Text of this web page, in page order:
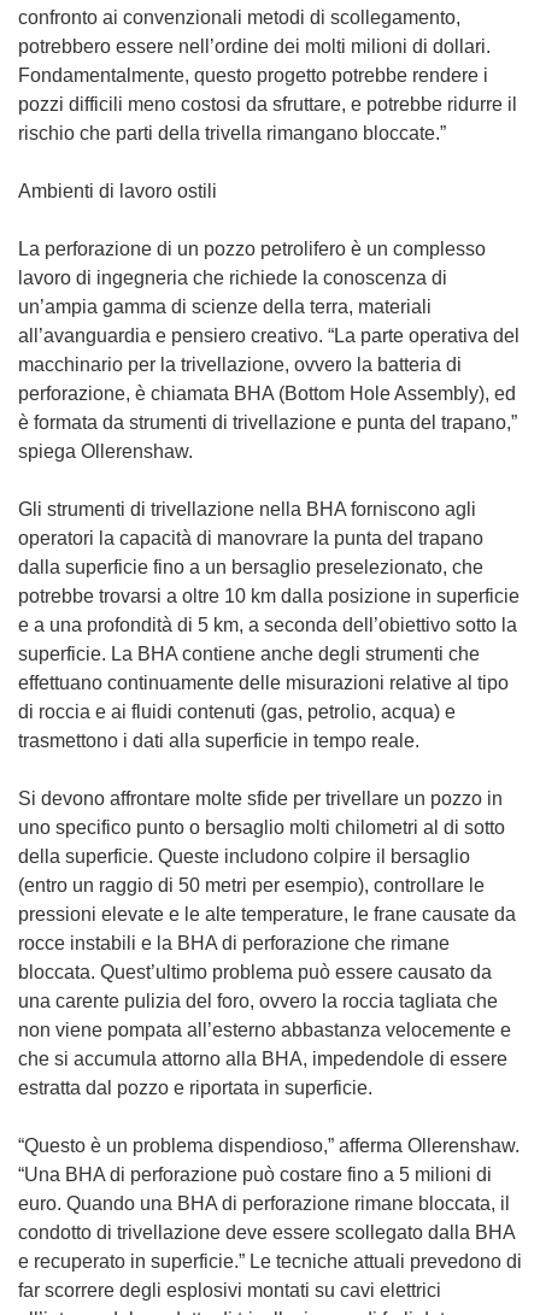
confronto ai convenzionali metodi di scollegamento,
potrebbero essere nell’ordine dei molti milioni di dollari.
Fondamentalmente, questo progetto potrebbe rendere i
pozzi difficili meno costosi da sfruttare, e potrebbe ridurre il
rischio che parti della trivella rimangano bloccate.”
Ambienti di lavoro ostili
La perforazione di un pozzo petrolifero è un complesso
lavoro di ingegneria che richiede la conoscenza di
un’ampia gamma di scienze della terra, materiali
all’avanguardia e pensiero creativo. “La parte operativa del
macchinario per la trivellazione, ovvero la batteria di
perforazione, è chiamata BHA (Bottom Hole Assembly), ed
è formata da strumenti di trivellazione e punta del trapano,”
spiega Ollerenshaw.
Gli strumenti di trivellazione nella BHA forniscono agli
operatori la capacità di manovrare la punta del trapano
dalla superficie fino a un bersaglio preselezionato, che
potrebbe trovarsi a oltre 10 km dalla posizione in superficie
e a una profondità di 5 km, a seconda dell’obiettivo sotto la
superficie. La BHA contiene anche degli strumenti che
effettuano continuamente delle misurazioni relative al tipo
di roccia e ai fluidi contenuti (gas, petrolio, acqua) e
trasmettono i dati alla superficie in tempo reale.
Si devono affrontare molte sfide per trivellare un pozzo in
uno specifico punto o bersaglio molti chilometri al di sotto
della superficie. Queste includono colpire il bersaglio
(entro un raggio di 50 metri per esempio), controllare le
pressioni elevate e le alte temperature, le frane causate da
rocce instabili e la BHA di perforazione che rimane
bloccata. Quest’ultimo problema può essere causato da
una carente pulizia del foro, ovvero la roccia tagliata che
non viene pompata all’esterno abbastanza velocemente e
che si accumula attorno alla BHA, impedendole di essere
estratta dal pozzo e riportata in superficie.
“Questo è un problema dispendioso,” afferma Ollerenshaw.
“Una BHA di perforazione può costare fino a 5 milioni di
euro. Quando una BHA di perforazione rimane bloccata, il
condotto di trivellazione deve essere scollegato dalla BHA
e recuperato in superficie.” Le tecniche attuali prevedono di
far scorrere degli esplosivi montati su cavi elettrici